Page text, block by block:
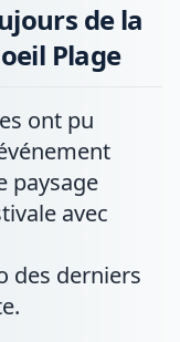
de la
Plage
ont pu
paysage
avec
des derniers